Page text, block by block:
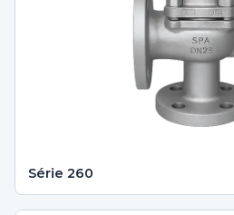
Série 260